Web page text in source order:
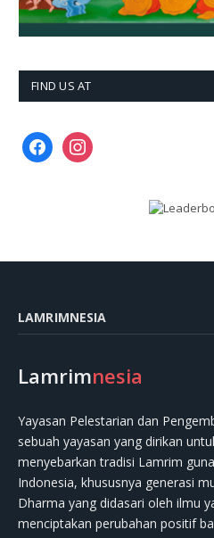
FIND US AT
facebookinstagram
LAMRIMNESIA
Lamrimnesia
Yayasan Pelestarian dan
sebuah yayasan yang dirikan
menyebarkan tradisi Lamrim
Indonesia, khususnya generasi
Dharma yang didasari oleh ilmu
menciptakan perubahan positif